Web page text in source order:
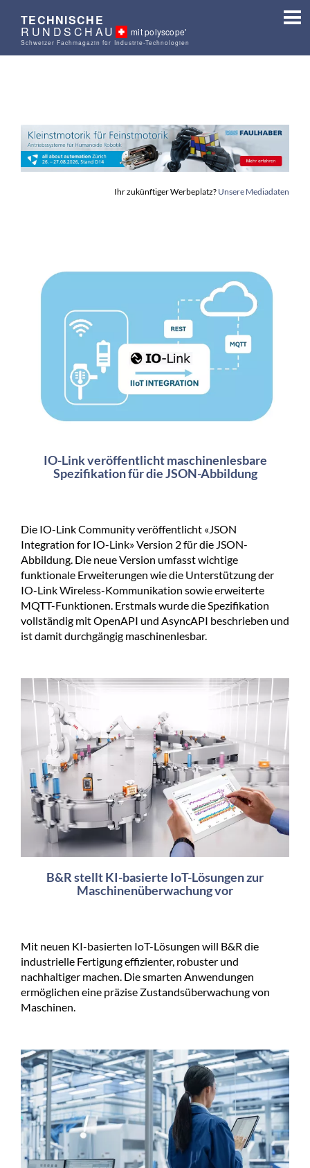
TECHNISCHE
RUNDSCHAU mit polyscope'
Schweizer Fachmagazin für Industrie-Technologien
Ihr zukünftiger Werbeplatz? Unsere Mediadaten
IO-Link veröffentlicht maschinenlesbare
Spezifikation für die JSON-Abbildung
Die IO-Link Community veröffentlicht «JSON
Integration for IO-Link» Version 2 für die JSON-
Abbildung. Die neue Version umfasst wichtige
funktionale Erweiterungen wie die Unterstützung der
IO-Link Wireless-Kommunikation sowie erweiterte
MQTT-Funktionen. Erstmals wurde die Spezifikation
vollständig mit OpenAPI und AsyncAPI beschrieben und
ist damit durchgängig maschinenlesbar.
B&R stellt KI-basierte IoT-Lösungen zur
Maschinenüberwachung vor
Mit neuen KI-basierten IoT-Lösungen will B&R die
industrielle Fertigung effizienter, robuster und
nachhaltiger machen. Die smarten Anwendungen
ermöglichen eine präzise Zustandsüberwachung von
Maschinen.